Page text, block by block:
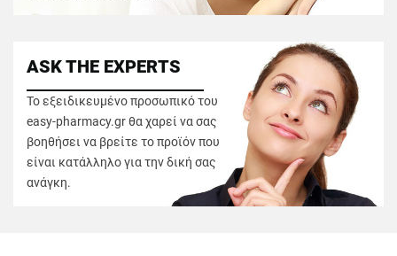
ASK THE EXPERTS
Το εξειδικευμένο προσωπικό του
easy-pharmacy.gr θα χαρεί να σας
βοηθήσει να βρείτε το προϊόν που
είναι κατάλληλο για την δική σας
ανάγκη.